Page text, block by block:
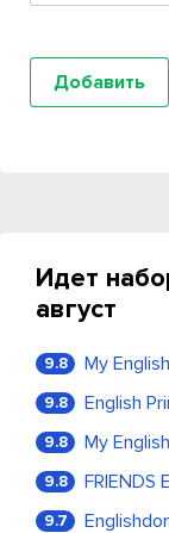
Идет
август
9.8
9.8 English
9.8 My
9.8 FRIENDS
9.7